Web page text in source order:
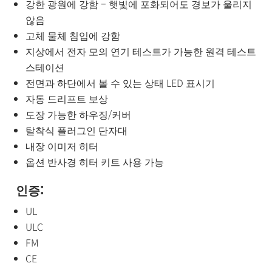
강한 광원에 강함 – 햇빛에 포화되어도 경보가 울리지
않음
고체 물체 침입에 강함
지상에서 전자 모의 연기 테스트가 가능한 원격 테스트
스테이션
전면과 하단에서 볼 수 있는 상태 LED 표시기
자동 드리프트 보상
도장 가능한 하우징/커버
탈착식 플러그인 단자대
내장 이미저 히터
옵션 반사경 히터 키트 사용 가능
인증:
UL
ULC
FM
CE